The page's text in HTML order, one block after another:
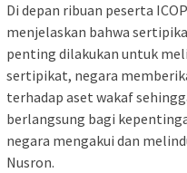
Di depan ribuan peserta
menjelaskan bahwa
penting dilakukan untuk
sertipikat, negara
terhadap aset wakaf
berlangsung bagi
negara mengakui dan
Nusron.